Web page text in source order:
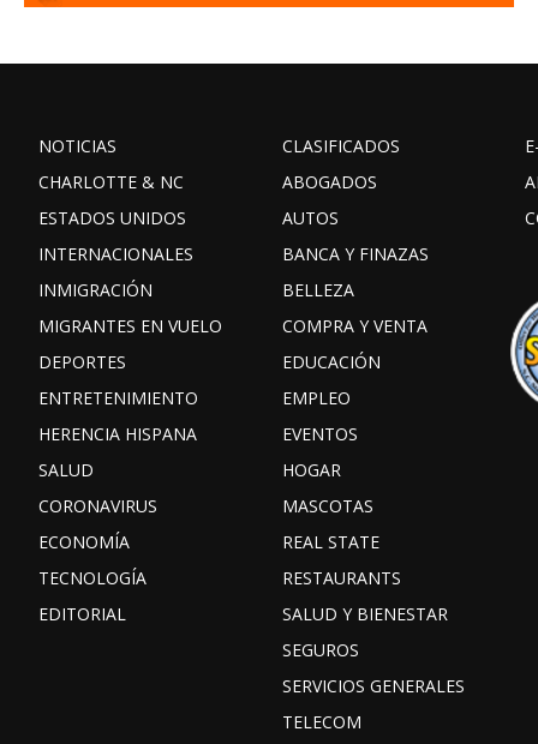
NOTICIAS
CHARLOTTE & NC
ESTADOS UNIDOS
INTERNACIONALES
INMIGRACIÓN
MIGRANTES EN VUELO
DEPORTES
ENTRETENIMIENTO
HERENCIA HISPANA
SALUD
CORONAVIRUS
ECONOMÍA
TECNOLOGÍA
EDITORIAL
CLASIFICADOS
ABOGADOS
AUTOS
BANCA Y FINAZAS
BELLEZA
COMPRA Y VENTA
EDUCACIÓN
EMPLEO
EVENTOS
HOGAR
MASCOTAS
REAL STATE
RESTAURANTS
SALUD Y BIENESTAR
SEGUROS
SERVICIOS GENERALES
TELECOM